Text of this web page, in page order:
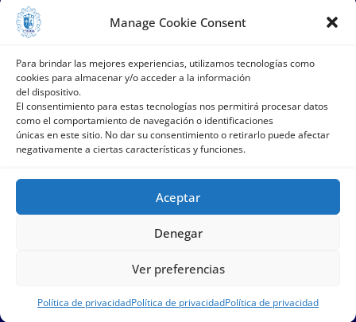
Manage Cookie Consent
Para brindar las mejores experiencias, utilizamos tecnologías como
cookies para almacenar y/o acceder a la información
del dispositivo.
El consentimiento para estas tecnologías nos permitirá procesar datos
como el comportamiento de navegación o identificaciones
únicas en este sitio. No dar su consentimiento o retirarlo puede afectar
negativamente a ciertas características y funciones.
Aceptar
Denegar
Ver preferencias
Política de privacidadPolítica de privacidadPolítica de privacidad
Policía administrativa
los derechos reservados.